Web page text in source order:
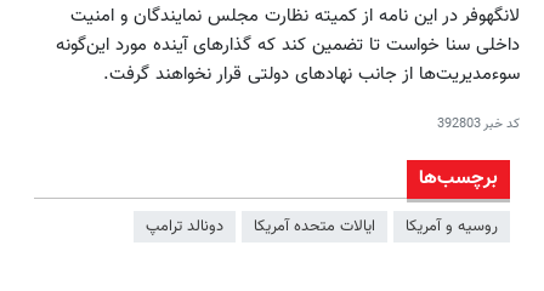
لانگهوفر در این نامه از کمیته نظارت مجلس نمایندگان و امنیت
داخلی سنا خواست تا تضمین کند که گذارهای آینده مورد این‌گونه
سوءمدیریت‌ها از جانب نهادهای دولتی قرار نخواهند گرفت.
کد خبر392803
برچسب‌ها
روسیه و آمریکا ایالات متحده آمریکا دونالد ترامپ